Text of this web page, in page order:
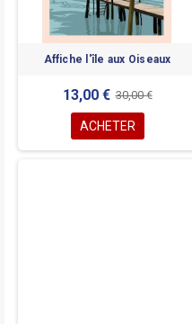
Affiche l'île aux Oiseaux
13,00 € 30,00 €
ACHETER